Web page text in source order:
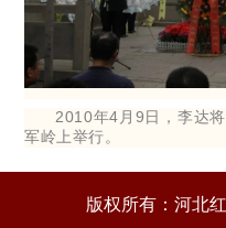
2010年4月9日，李达
军岭上举行。
版权所有：河北